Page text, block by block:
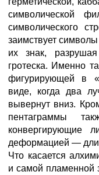
символической
символического
заимствует
их знак,
гротеска. Именно
фигурирующей в
виде, когда два
вывернут вниз.
пентаграммы
конвергирующие
деформацией —
Что касается
и самой пламенной